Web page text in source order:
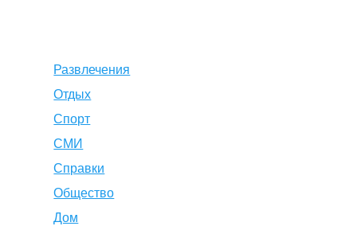
Развлечения
Отдых
Спорт
СМИ
Справки
Общество
Дом